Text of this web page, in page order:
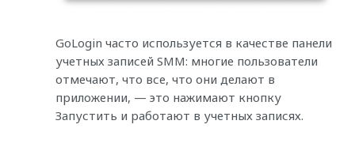
GoLogin часто используется в качестве панели
учетных записей SMM: многие пользователи
отмечают, что все, что они делают в
приложении, — это нажимают кнопку
Запустить и работают в учетных записях.